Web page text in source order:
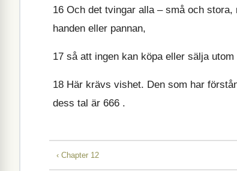
16 Och det tvingar alla – små och
handen eller pannan,
17 så att ingen kan köpa eller sälja
18 Här krävs vishet. Den som har
dess tal är 666 .
‹ Chapter 12